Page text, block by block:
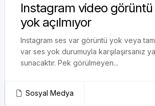
Instagram video
yok açılmıyor
Instagram ses var görüntü yok veya
var ses yok durumuyla karşılaşırsanız
sunacaktır. Pek görülmeyen...
Sosyal Medya